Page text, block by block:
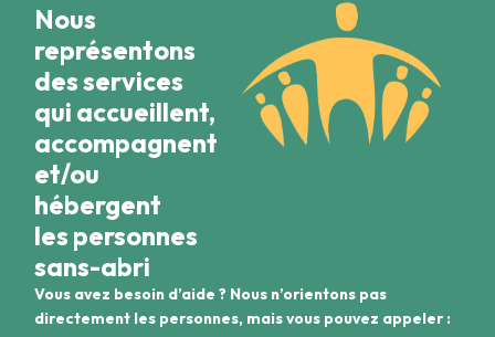
Nous
représentons
des services
qui accueillent,
accompagnent
et/ou
hébergent
les personnes
sans-abri
Vous avez besoin d’aide ? Nous n’orientons pas
directement les personnes, mais vous pouvez appeler :